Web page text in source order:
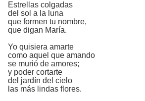
Estrellas colgadas
del sol a la luna
que formen tu nombre,
que digan María.
Yo quisiera amarte
como aquel que amando
se murió de amores;
y poder cortarte
del jardín del cielo
las más lindas flores.